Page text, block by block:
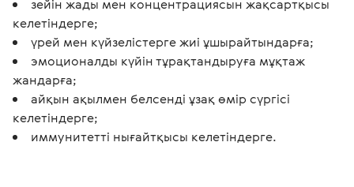
зейін жады мен концентрациясын жақсартқысы
келетіндерге;
үрей мен күйзелістерге жиі ұшырайтындарға;
эмоционалды күйін тұрақтандыруға мұқтаж
жандарға;
айқын ақылмен белсенді ұзақ өмір сүргісі
келетіндерге;
иммунитетті нығайтқысы келетіндерге.